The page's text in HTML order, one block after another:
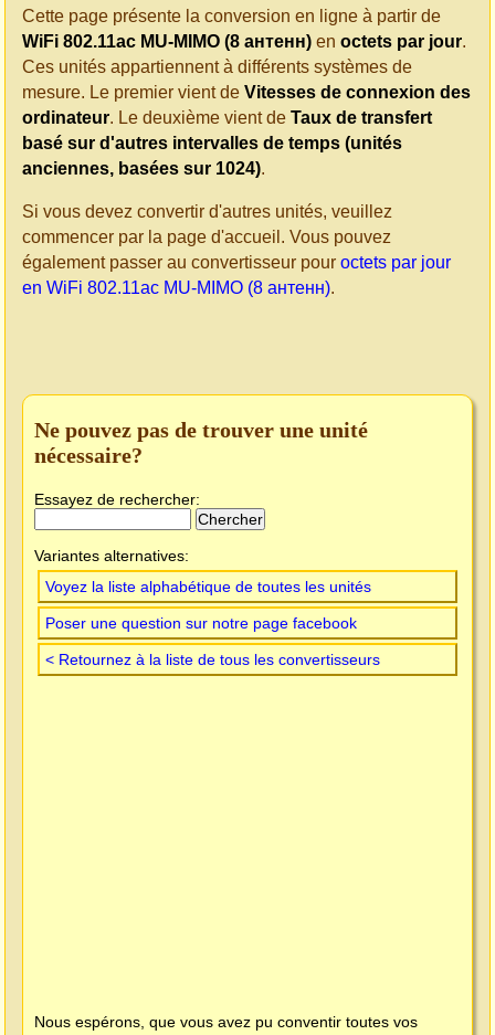
Cette page présente la conversion en ligne à partir de
WiFi 802.11ac MU-MIMO (8 антенн) en octets par jour.
Ces unités appartiennent à différents systèmes de
mesure. Le premier vient de Vitesses de connexion des
ordinateur. Le deuxième vient de Taux de transfert
basé sur d'autres intervalles de temps (unités
anciennes, basées sur 1024).
Si vous devez convertir d'autres unités, veuillez
commencer par la page d'accueil. Vous pouvez
également passer au convertisseur pour octets par jour
en WiFi 802.11ac MU-MIMO (8 антенн).
Ne pouvez pas de trouver une unité
nécessaire?
Essayez de rechercher:
Variantes alternatives:
Voyez la liste alphabétique de toutes les unités
Poser une question sur notre page facebook
< Retournez à la liste de tous les convertisseurs
Nous espérons, que vous avez pu conventir toutes vos